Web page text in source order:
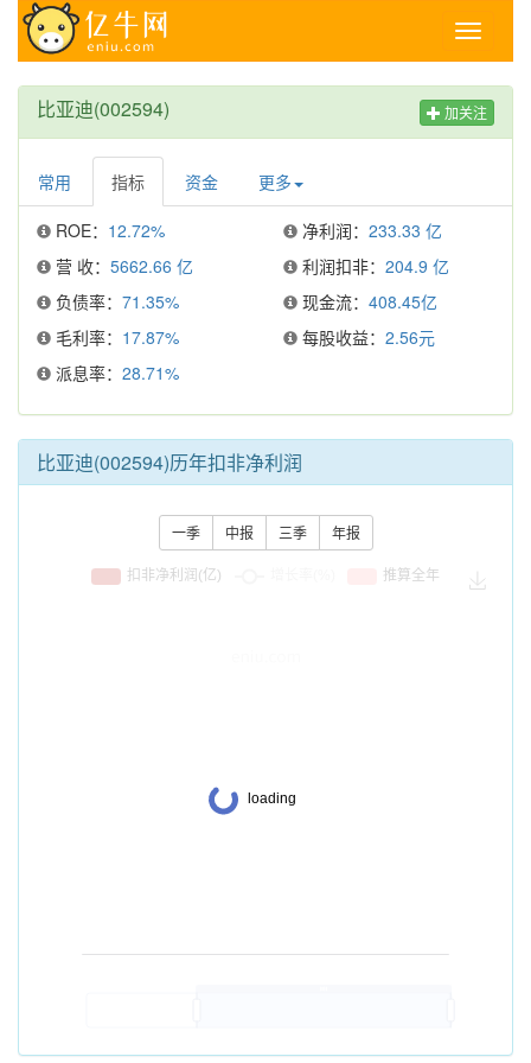
Toggle
比亚迪(002594) 加关注
常用 指标 资金 更多
ROE： 12.72% 净利润： 233.33 亿
营 收： 5662.66 亿 利润扣非： 204.9 亿
负债率： 71.35% 现金流： 408.45亿
毛利率： 17.87% 每股收益： 2.56元
派息率： 28.71%
比亚迪(002594)历年扣非净利润
一季 中报 三季 年报